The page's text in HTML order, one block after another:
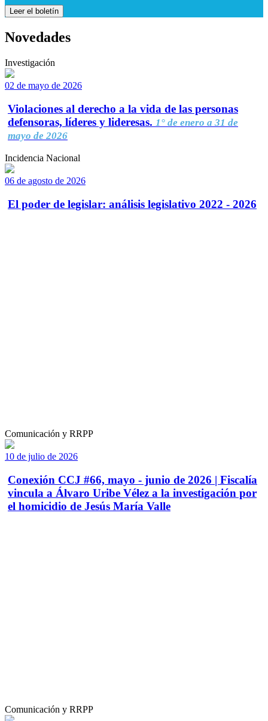
Leer el boletín
Novedades
Investigación
02 de mayo de 2026
Violaciones al derecho a la vida de las personas
defensoras, líderes y lideresas. 1° de enero a 31 de
mayo de 2026
Incidencia Nacional
06 de agosto de 2026
El poder de legislar: análisis legislativo 2022 - 2026
Comunicación y RRPP
10 de julio de 2026
Conexión CCJ #66, mayo - junio de 2026 | Fiscalía
vincula a Álvaro Uribe Vélez a la investigación por
el homicidio de Jesús María Valle
Comunicación y RRPP